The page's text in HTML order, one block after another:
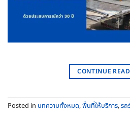
CONTINUE
Posted in บทความทั้งหมด,พื้นที่ให้บริการ,รถ